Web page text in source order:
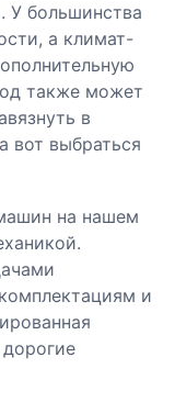
У большинства
а климат-
также может
в
вот выбраться
на нашем
и